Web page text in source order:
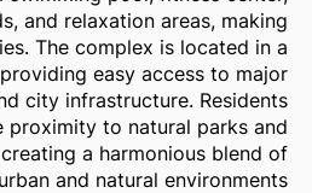
and relaxation areas, making
The complex is located in a
easy access to major
city infrastructure. Residents
proximity to natural parks and
a harmonious blend of
urban and natural environments.